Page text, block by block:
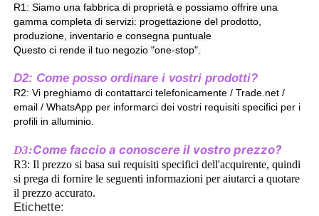
Profili per finestre a battente
Profilo in alluminio lucido
profili di alluminio di rivestimento del legno
Profili di taglio in alluminio
R1: Siamo una fabbrica di proprietà e possiamo offrire una
gamma completa di servizi: progettazione del prodotto,
produzione, inventario e consegna puntuale
Questo ci rende il tuo negozio "one-stop".
D2: Come posso ordinare i vostri prodotti?
R2: Vi preghiamo di contattarci telefonicamente / Trade.net /
email / WhatsApp per informarci dei vostri requisiti specifici per i
profili in alluminio.
D3:Come faccio a conoscere il vostro prezzo?
R3: Il prezzo si basa sui requisiti specifici dell'acquirente, quindi
si prega di fornire le seguenti informazioni per aiutarci a quotare
il prezzo accurato.
Etichette: